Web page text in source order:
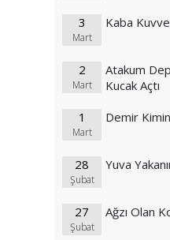
3
Mart
Kaba
2
Mart
Atakum
Kucak Açtı
1
Mart
Demir
28
Şubat
Yuva
27
Şubat
Ağzı Olan